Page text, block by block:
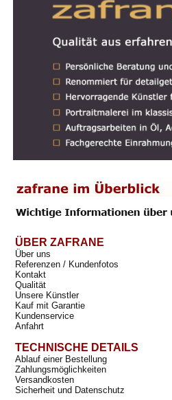
ÜBER ZAFRANE
Über uns
Referenzen / Kundenfotos
Kontakt
Qualität
Unsere Künstler
Kauf mit Garantie
Kundenservice
Anfahrt
TECHNISCHE DETAILS
Ablauf einer Bestellung
Zahlungsmöglichkeiten
Versandkosten
Sicherheit und Datenschutz